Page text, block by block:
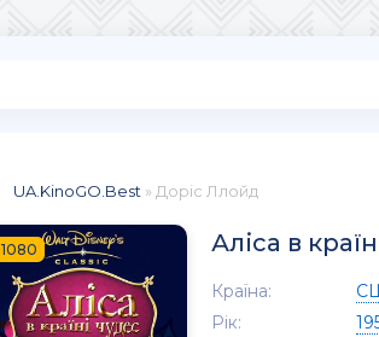
UA.KinoGO.Best » Доріс Ллойд
1080 Аліса в
Країна:
Рік: